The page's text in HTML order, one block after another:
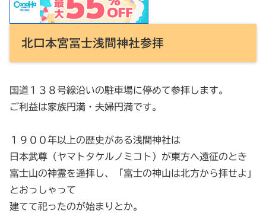
北口本宮冨士浅間神社参拝
国道１３８号線沿いの駐車場に停めて参拝します。
ご利益は家族円満・夫婦円満です。
１９００年以上の歴史がある浅間神社は
日本武尊（ヤマトタケルノミコト）が東方へ遠征のとき
富士山の神霊を遥拝し、「富士の神山は北方から拝せよ」
とおっしゃって
建てて祀ったのが始まりとか。